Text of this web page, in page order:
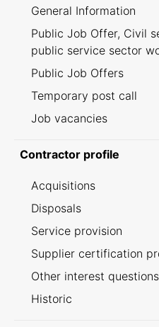
General Information
Public Job Offer, Civil
public service sector
Public Job Offers
Temporary post call
Job vacancies
Contractor profile
Acquisitions
Disposals
Service provision
Supplier certification
Other interest questions
Historic